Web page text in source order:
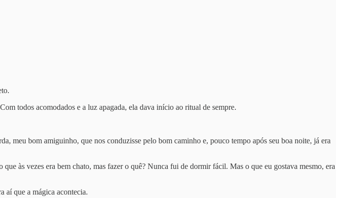
todos acomodados e a luz apagada, ela dava início ao ritual de sempre.
meu bom amiguinho, que nos conduzisse pelo bom caminho e, pouco tempo após seu boa noite, já era
às vezes era bem chato, mas fazer o quê? Nunca fui de dormir fácil. Mas o que eu gostava mesmo, era
aí que a mágica acontecia.